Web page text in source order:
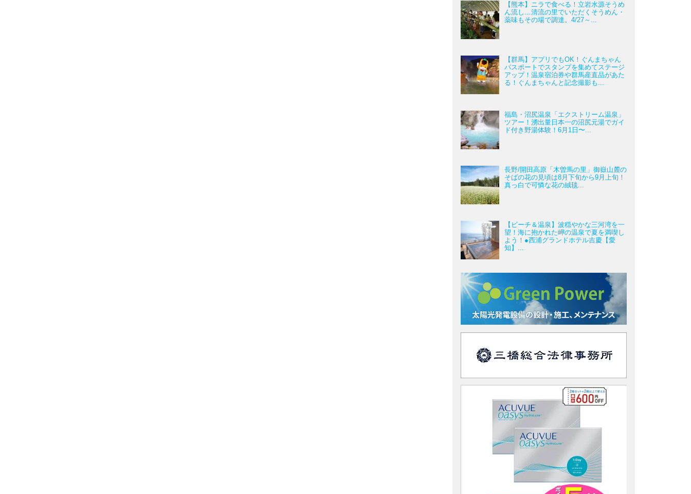
【熊本】ニラで食べる！立岩水源そうめ
ん流し…清流の里でいただくそうめん・
薬味もその場で調達。4/27～...
【群馬】アプリでもOK！ぐんまちゃん
パスポートでスタンプを集めてステージ
アップ！温泉宿泊券や群馬産直品があた
る！ぐんまちゃんと記念撮影も...
福島・沼尻温泉「エクストリーム温泉」
ツアー！湧出量日本一の沼尻元湯でガイ
ド付き野湯体験！6月1日〜...
長野/開田高原「木曽馬の里」御嶽山麓の
そばの花の見頃は8月下旬から9月上旬！
真っ白で可憐な花の絨毯...
【ビーチ＆温泉】波穏やかな三河湾を一
望！海に抱かれた岬の温泉で夏を満喫し
よう！●西浦グランドホテル吉慶【愛
知】...